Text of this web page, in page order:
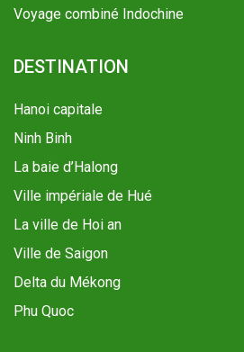
Voyage combiné Indochine
DESTINATION
Hanoi capitale
Ninh Binh
La baie d’Halong
Ville impériale de Hué
La ville de Hoi an
Ville de Saigon
Delta du Mékong
Phu Quoc